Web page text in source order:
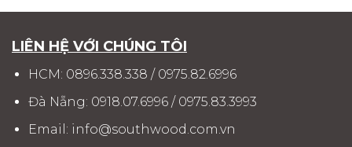
LIÊN HỆ VỚI CHÚNG TÔI
HCM: 0896.338.338 / 0975.82.6996
Đà Nẵng: 0918.07.6996/ 0975.83.3993
Email: info@southwood.com.vn